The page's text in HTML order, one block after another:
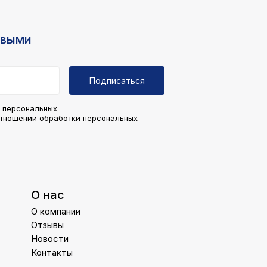
О нас
О компании
Отзывы
Новости
Контакты
Подписаться
обработки персональных